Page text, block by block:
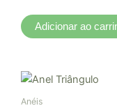
Adicionar ao
Anéis